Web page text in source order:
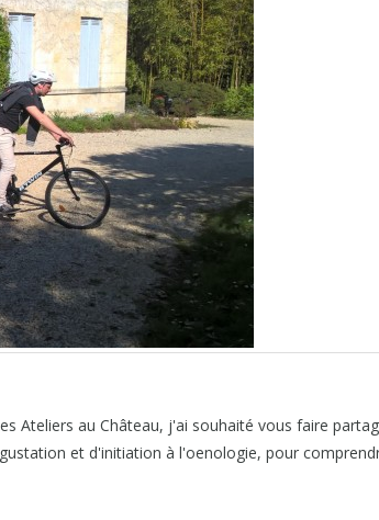
Ateliers au Château, j'ai souhaité vous faire
et d'initiation à l'oenologie, pour